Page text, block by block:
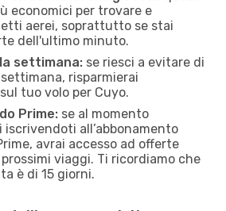
economici per trovare e
aerei, soprattutto se stai
dell'ultimo minuto.
settimana: se riesci a evitare di
risparmierai
tuo volo per Cuyo.
Prime: se al momento
iscrivendoti all’abbonamento
avrai accesso ad offerte
viaggi. Ti ricordiamo che
è di 15 giorni.